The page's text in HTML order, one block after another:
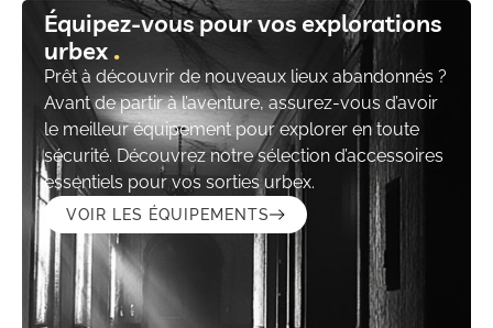
Équipez-vous pour vos explorations
urbex
Prêt à découvrir de nouveaux lieux abandonnés ?
Avant de partir à l’aventure, assurez-vous d’avoir
le meilleur équipement pour explorer en toute
sécurité. Découvrez notre sélection d’accessoires
essentiels pour vos sorties urbex.
VOIR LES ÉQUIPEMENTS